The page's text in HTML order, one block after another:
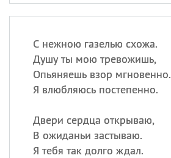
С нежною газелью схожа.
Душу ты мою тревожишь,
Опьяняешь взор мгновенно.
Я влюбляюсь постепенно.
Двери сердца открываю,
В ожиданьи застываю.
Я тебя так долго ждал.